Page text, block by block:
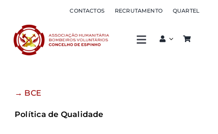
content
CONTACTOS RECRUTAMENTO QUARTEL
Toggle
→ BCE
Política de Qualidade